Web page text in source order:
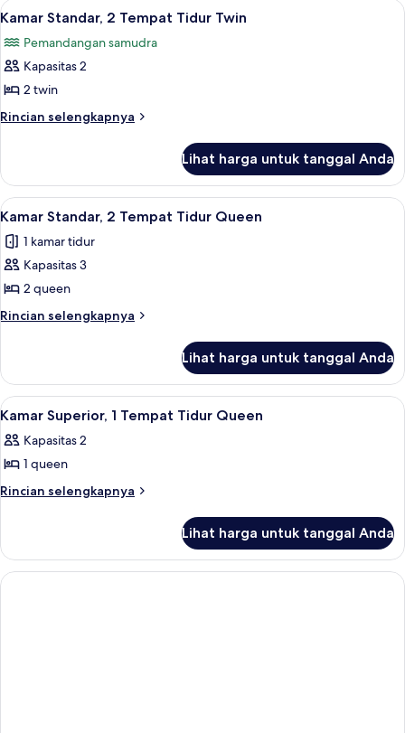
1
Tidur
King
Lihat
semua
foto
untuk
Kamar
Standar,
Tidur
Twin
Kamar Standar, 2 Tempat Tidur
5
Kamar Standar, 2 Tempat Tidur Twin
Pemandangan samudra
Kapasitas 2
2 twin
Rincian selengkapnya
Rincian
Kamar
Standar,
2
Tidur
Twin
Lihat harga untuk tanggal Anda
Lihat
semua
foto
untuk
Kamar
Standar,
Tidur
Queen
Kamar Standar, 2 Tempat Tidur
3
Kamar Standar, 2 Tempat Tidur Queen
1 kamar tidur
Kapasitas 3
2 queen
Rincian selengkapnya
Rincian
Kamar
Standar,
2
Tidur
Queen
Lihat harga untuk tanggal Anda
Lihat
semua
foto
untuk
Kamar
Tempat
Tidur
Kamar Superior, 1 Tempat Tidur
5
Kamar Superior, 1 Tempat Tidur Queen
Kapasitas 2
1 queen
Rincian selengkapnya
Rincian
Kamar
Superior,
1
Lihat harga untuk tanggal Anda